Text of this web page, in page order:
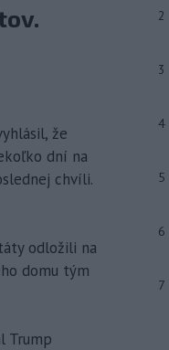
že
dní na
chvíli.
odložili na
domu tým
Trump
2
3
4
5
6
7